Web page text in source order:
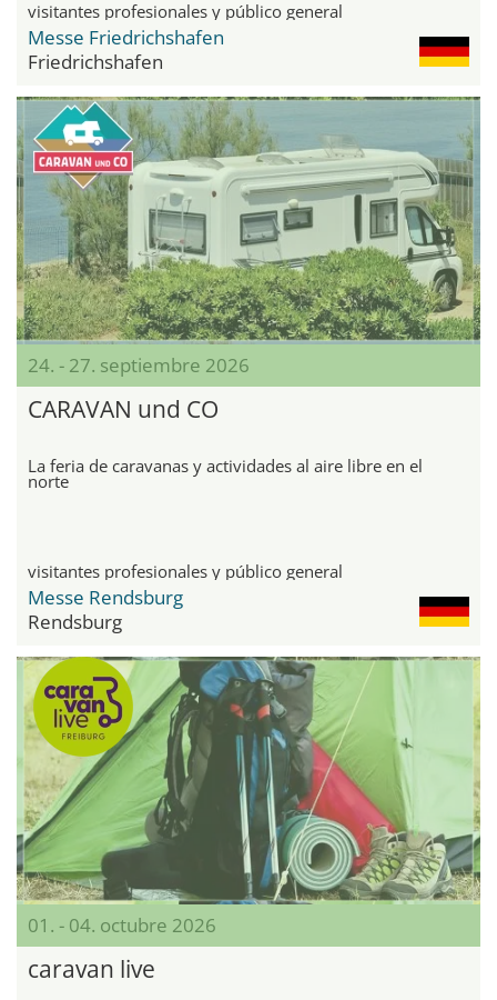
visitantes profesionales y público general
Messe Friedrichshafen
Friedrichshafen
24. - 27. septiembre 2026
CARAVAN und CO
La feria de caravanas y actividades al aire libre en el
norte
visitantes profesionales y público general
Messe Rendsburg
Rendsburg
01. - 04. octubre 2026
caravan live